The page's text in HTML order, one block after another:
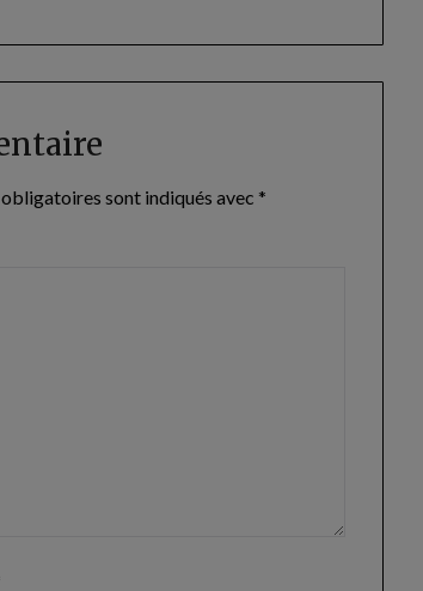
obligatoires sont indiqués avec *